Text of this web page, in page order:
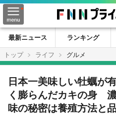
最新ニュース ランキング
トップ
ライフ グルメ
日本一美味しい牡蠣が
く膨らんだカキの身
味の秘密は養殖方法と